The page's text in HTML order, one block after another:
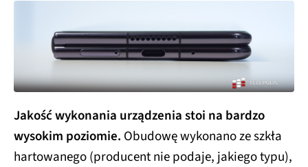
Jakość wykonania urządzenia stoi na bardzo
wysokim poziomie. Obudowę wykonano ze szkła
hartowanego (producent nie podaje, jakiego typu),